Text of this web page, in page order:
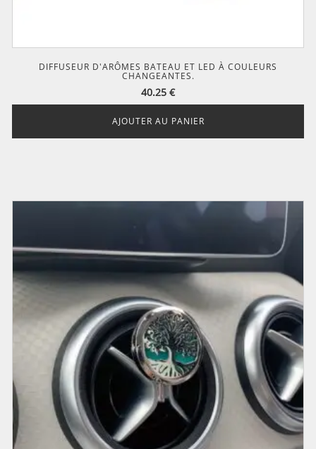
DIFFUSEUR D'ARÔMES BATEAU ET LED À COULEURS
CHANGEANTES.
40.25 €
AJOUTER AU PANIER